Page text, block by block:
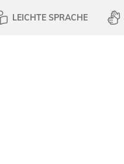
LEICHTE SPRACHE